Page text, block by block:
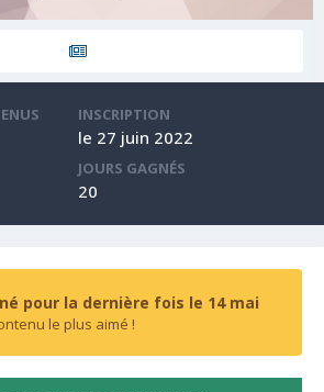
INSCRIPTION
le 27 juin 2022
JOURS GAGNÉS
20
pour la dernière fois le 14 mai
le plus aimé !